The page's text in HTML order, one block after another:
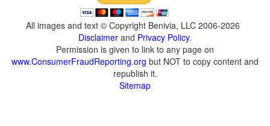
All images and text © Copyright Benivia, LLC 2006-2026
Disclaimer and Privacy Policy.
Permission is given to link to any page on
www.ConsumerFraudReporting.org but NOT to copy content and
republish it.
Sitemap